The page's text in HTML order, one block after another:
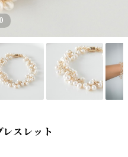
レスレット